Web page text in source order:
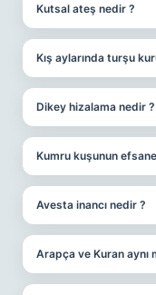
Kutsal ateş nedir ?
Kış aylarında turşu
Dikey hizalama nedir ?
Kumru kuşunun
Avesta inancı nedir ?
Arapça ve Kuran aynı